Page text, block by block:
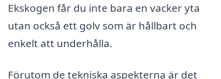
Ekskogen får du inte bara en vacker yta
utan också ett golv som är hållbart och
enkelt att underhålla.
Förutom de tekniska aspekterna är det